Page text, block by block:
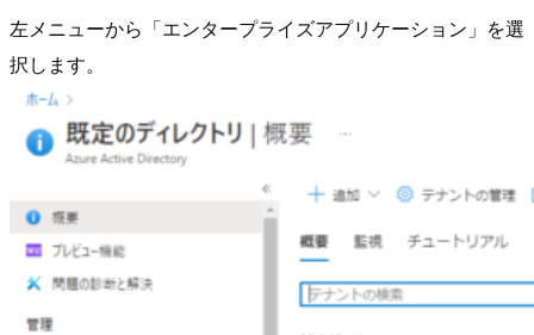
左メニューから「エンタープライズアプリケーション」を選
択します。